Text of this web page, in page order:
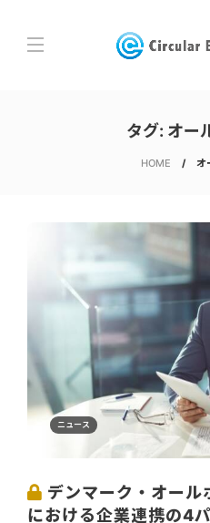
タグ: オー
HOME オ
ニュース
デンマーク・オール
における企業連携の4